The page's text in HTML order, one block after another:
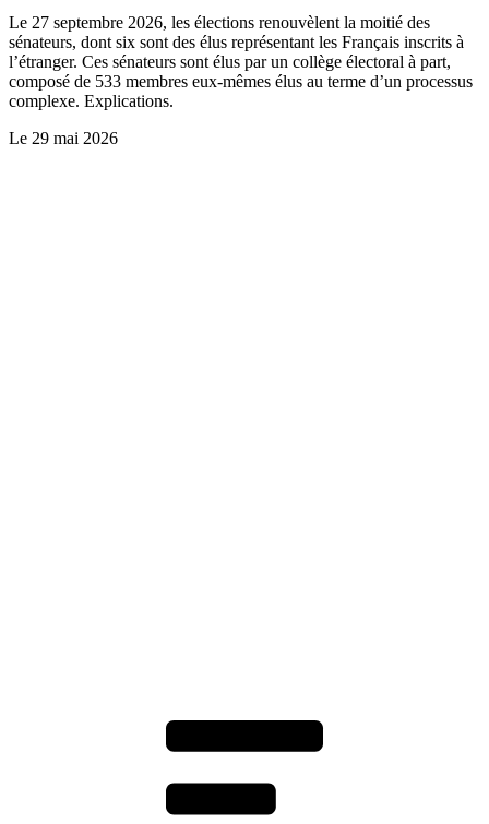
Le 27 septembre 2026, les élections renouvèlent la moitié des
sénateurs, dont six sont des élus représentant les Français inscrits à
l’étranger. Ces sénateurs sont élus par un collège électoral à part,
composé de 533 membres eux-mêmes élus au terme d’un processus
complexe. Explications.
Le 29 mai 2026